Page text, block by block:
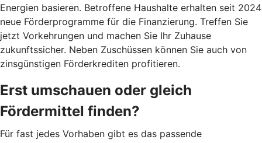
Energien basieren. Betroffene Haushalte erhalten seit 2024
neue Förderprogramme für die Finanzierung. Treffen Sie
jetzt Vorkehrungen und machen Sie Ihr Zuhause
zukunftssicher. Neben Zuschüssen können Sie auch von
zinsgünstigen Förderkrediten profitieren.
Erst umschauen oder gleich
Fördermittel finden?
Für fast jedes Vorhaben gibt es das passende